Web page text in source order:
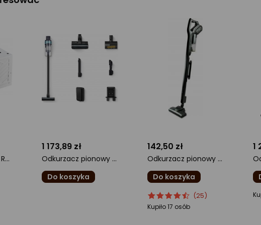
Zasilacz XPG Core Reactor II 850W (COREREACTORII850G-WHCEU)
1 173,89 zł
Odkurzacz pionowy Samsung Jet 75E Pet VS20B75AGR1/GE
Do koszyka
142,50 zł
Odkurzacz pionowy Deerma DX700S
Do koszyka
ocena
produktu
Ocena
produktu
(25)
Kupiło 17 osób
1